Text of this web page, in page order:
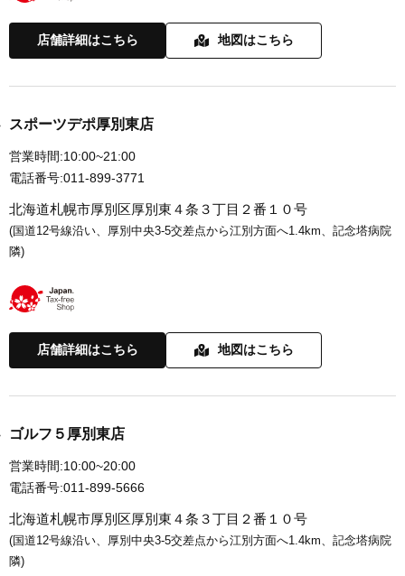
店舗詳細はこちら 地図はこちら
スポーツデポ厚別東店
営業時間:10:00~21:00
電話番号:011-899-3771
北海道札幌市厚別区厚別東４条３丁目２番１０号
(国道12号線沿い、厚別中央3-5交差点から江別方面へ1.4km、記念塔病院
隣)
店舗詳細はこちら 地図はこちら
ゴルフ５厚別東店
営業時間:10:00~20:00
電話番号:011-899-5666
北海道札幌市厚別区厚別東４条３丁目２番１０号
(国道12号線沿い、厚別中央3-5交差点から江別方面へ1.4km、記念塔病院
隣)